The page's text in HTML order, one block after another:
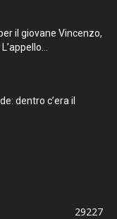
il giovane Vincenzo,
dentro c’era il
29227